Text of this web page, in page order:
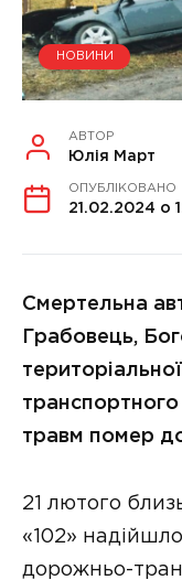
НОВИНИ
АВТОР
Юлія Март
ОПУБЛІКОВАНО
21.02.2024 о
Смертельна
Грабовець,
травм помер
21 лютого
«102»
дорожньо-